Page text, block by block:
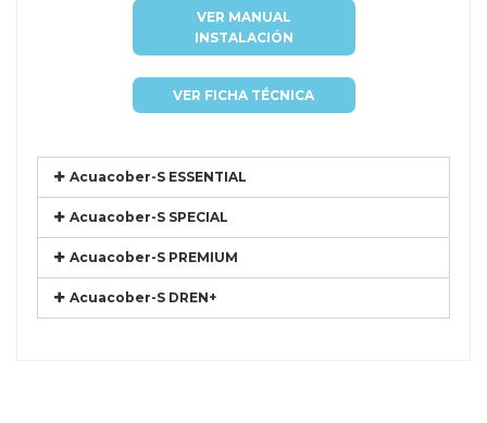
VER MANUAL
INSTALACIÓN
VER FICHA TÉCNICA
Acuacober-S ESSENTIAL
Acuacober-S SPECIAL
Acuacober-S PREMIUM
Acuacober-S DREN+